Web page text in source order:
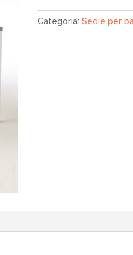
Categoria:Sedie per